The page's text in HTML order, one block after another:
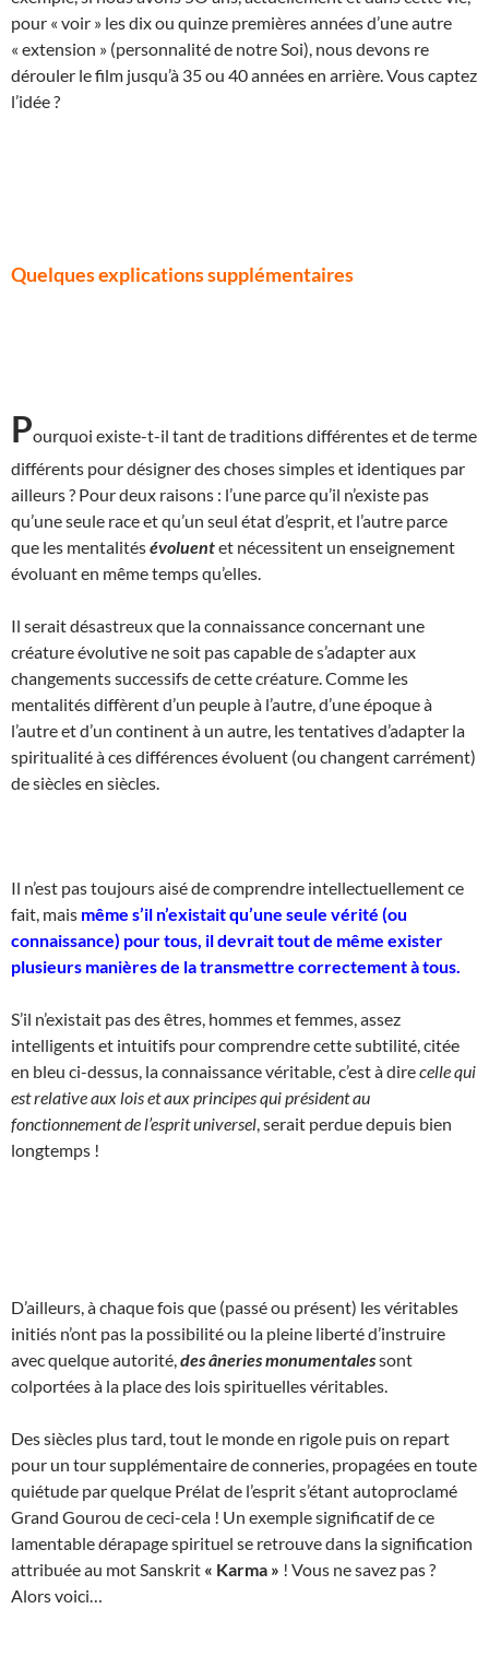
pour « voir » les dix ou quinze premières années d’une autre
« extension » (personnalité de notre Soi), nous devons re
dérouler le film jusqu’à 35 ou 40 années en arrière. Vous captez
l’idée ?
Quelques explications supplémentaires
Pourquoi existe-t-il tant de traditions différentes et de terme
différents pour désigner des choses simples et identiques par
ailleurs ? Pour deux raisons : l’une parce qu’il n’existe pas
qu’une seule race et qu’un seul état d’esprit, et l’autre parce
que les mentalitésévoluentet nécessitent un enseignement
évoluant en même temps qu’elles.
Il serait désastreux que la connaissance concernant une
créature évolutive ne soit pas capable de s’adapter aux
changements successifs de cette créature. Comme les
mentalités diffèrent d’un peuple à l’autre, d’une époque à
l’autre et d’un continent à un autre, les tentatives d’adapter la
spiritualité à ces différences évoluent (ou changent carrément)
de siècles en siècles.
Il n’est pas toujours aisé de comprendre intellectuellement ce
fait, mais même s’il n’existait qu’une seule vérité (ou
connaissance) pour tous, il devrait tout de même exister
plusieurs manières de la transmettre correctement à tous.
S’il n’existait pas des êtres, hommes et femmes, assez
intelligents et intuitifs pour comprendre cette subtilité, citée
en bleu ci-dessus, la connaissance véritable, c’est à direcelle qui
est relative aux lois et aux principes qui président au
fonctionnement de l’esprit universel , serait perdue depuis bien
longtemps !
D’ailleurs, à chaque fois que (passé ou présent) les véritables
initiés n’ont pas la possibilité ou la pleine liberté d’instruire
avec quelque autorité, des âneries monumentalessont
colportées à la place des lois spirituelles véritables.
Des siècles plus tard, tout le monde en rigole puis on repart
pour un tour supplémentaire de conneries, propagées en toute
quiétude par quelque Prélat de l’esprit s’étant autoproclamé
Grand Gourou de ceci-cela ! Un exemple significatif de ce
lamentable dérapage spirituel se retrouve dans la signification
attribuée au mot Sanskrit « Karma » ! Vous ne savez pas ?
Alors voici…